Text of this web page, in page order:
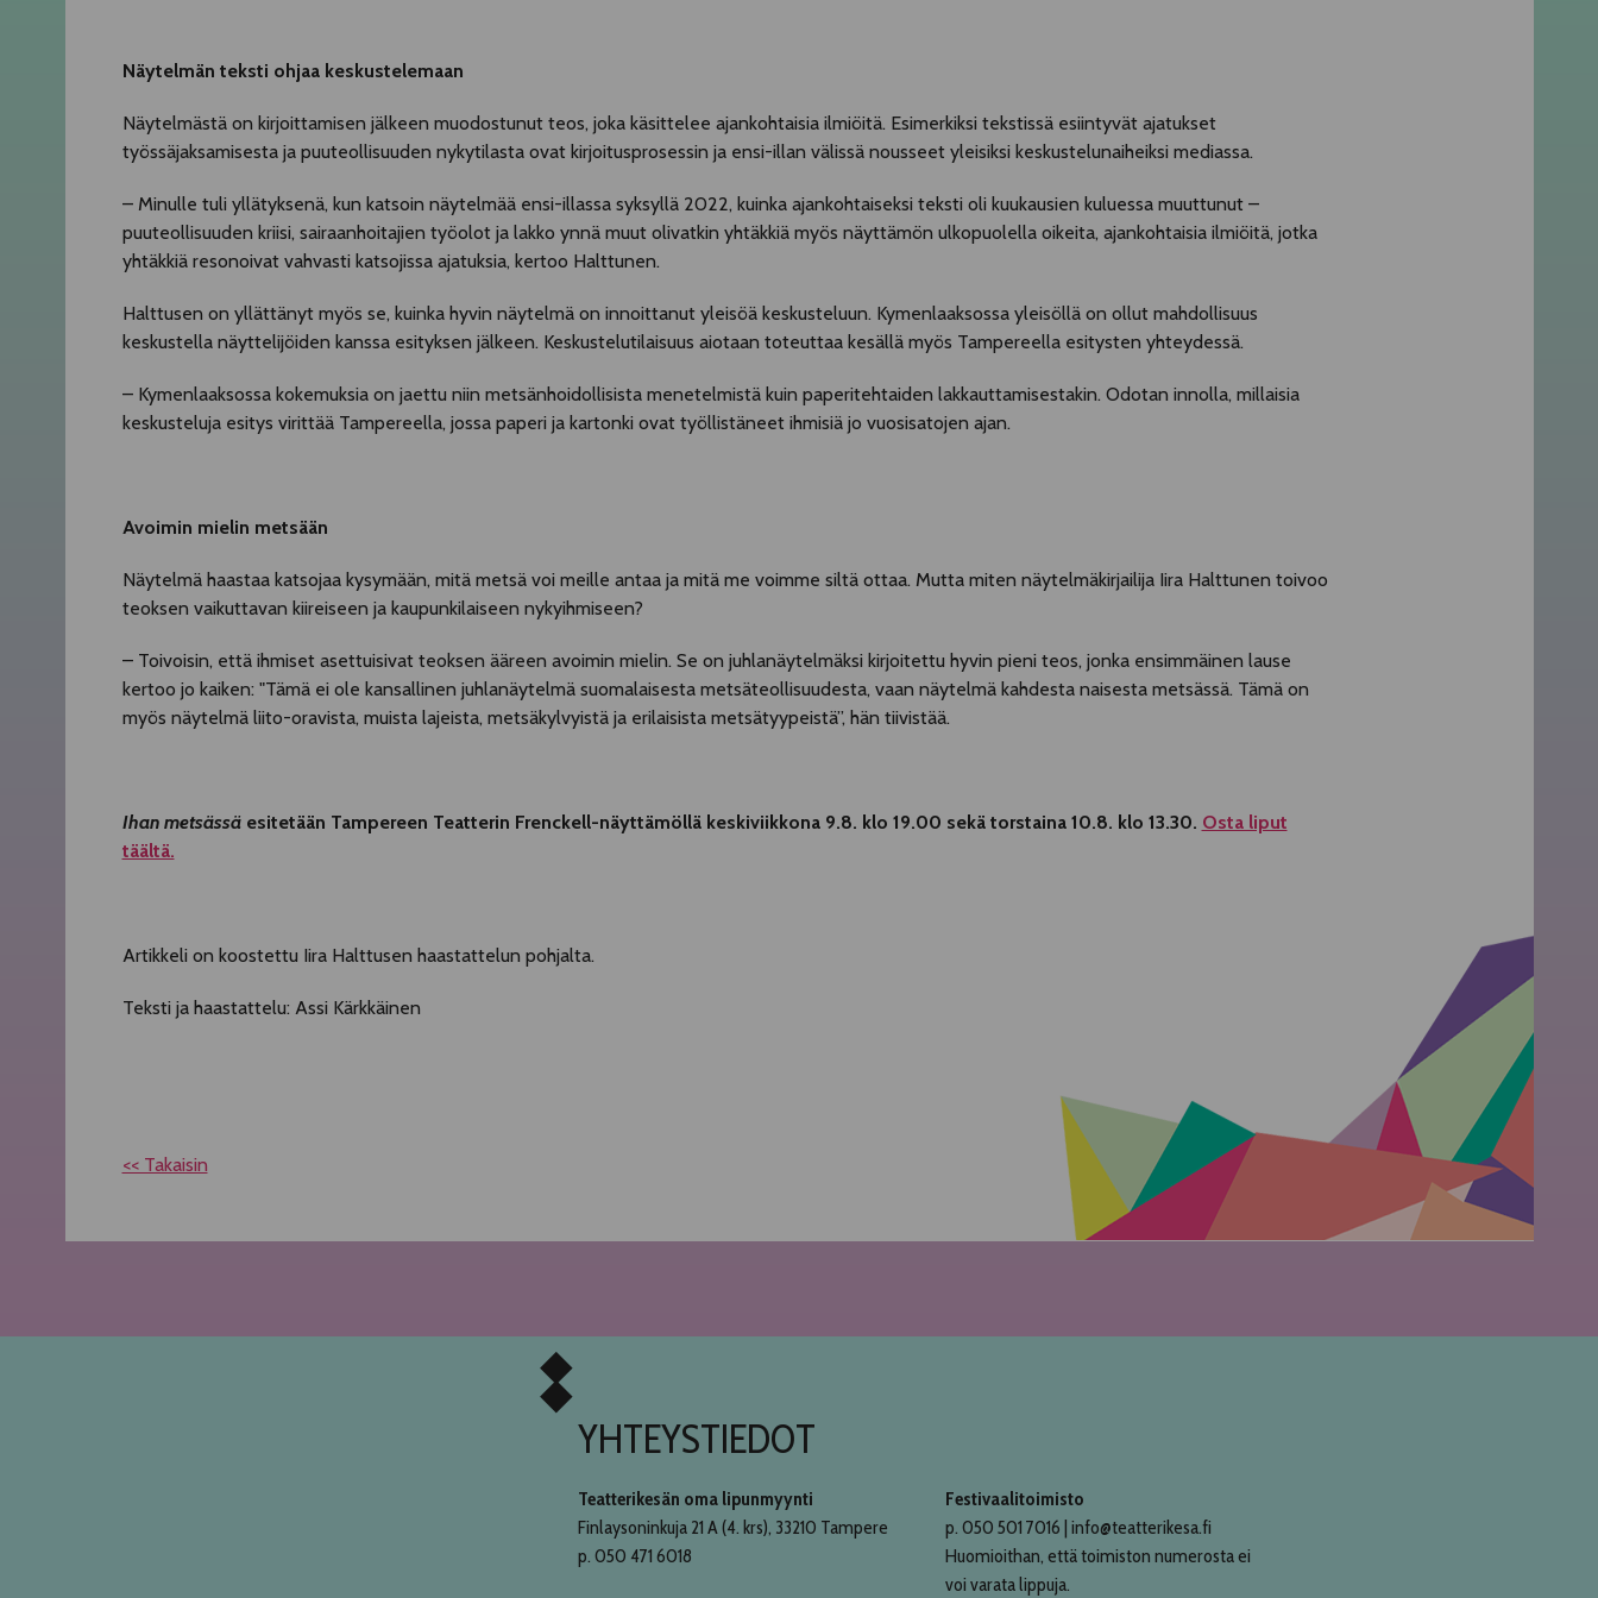
Näytelmän teksti ohjaa keskustelemaan
Näytelmästä on kirjoittamisen jälkeen muodostunut teos, joka käsittelee ajankohtaisia ilmiöitä. Esimerkiksi tekstissä esiintyvät ajatukset
työssäjaksamisesta ja puuteollisuuden nykytilasta ovat kirjoitusprosessin ja ensi-illan välissä nousseet yleisiksi keskustelunaiheiksi mediassa.
– Minulle tuli yllätyksenä, kun katsoin näytelmää ensi-illassa syksyllä 2022, kuinka ajankohtaiseksi teksti oli kuukausien kuluessa muuttunut –
puuteollisuuden kriisi, sairaanhoitajien työolot ja lakko ynnä muut olivatkin yhtäkkiä myös näyttämön ulkopuolella oikeita, ajankohtaisia ilmiöitä, jotka
yhtäkkiä resonoivat vahvasti katsojissa ajatuksia, kertoo Halttunen.
Halttusen on yllättänyt myös se, kuinka hyvin näytelmä on innoittanut yleisöä keskusteluun. Kymenlaaksossa yleisöllä on ollut mahdollisuus
keskustella näyttelijöiden kanssa esityksen jälkeen. Keskustelutilaisuus aiotaan toteuttaa kesällä myös Tampereella esitysten yhteydessä.
– Kymenlaaksossa kokemuksia on jaettu niin metsänhoidollisista menetelmistä kuin paperitehtaiden lakkauttamisestakin. Odotan innolla, millaisia
keskusteluja esitys virittää Tampereella, jossa paperi ja kartonki ovat työllistäneet ihmisiä jo vuosisatojen ajan.
Avoimin mielin metsään
Näytelmä haastaa katsojaa kysymään, mitä metsä voi meille antaa ja mitä me voimme siltä ottaa. Mutta miten näytelmäkirjailija Iira Halttunen toivoo
teoksen vaikuttavan kiireiseen ja kaupunkilaiseen nykyihmiseen?
– Toivoisin, että ihmiset asettuisivat teoksen ääreen avoimin mielin. Se on juhlanäytelmäksi kirjoitettu hyvin pieni teos, jonka ensimmäinen lause
kertoo jo kaiken: "Tämä ei ole kansallinen juhlanäytelmä suomalaisesta metsäteollisuudesta, vaan näytelmä kahdesta naisesta metsässä. Tämä on
myös näytelmä liito-oravista, muista lajeista, metsäkylvyistä ja erilaisista metsätyypeistä”, hän tiivistää.
Ihan metsässäesitetään Tampereen Teatterin Frenckell-näyttämöllä keskiviikkona 9.8. klo 19.00 sekä torstaina 10.8. klo 13.30. Osta liput
täältä.
Artikkeli on koostettu Iira Halttusen haastattelun pohjalta.
Teksti ja haastattelu: Assi Kärkkäinen
<< Takaisin
YHTEYSTIEDOT
Teatterikesän oma lipunmyynti
Finlaysoninkuja 21 A (4. krs), 33210 Tampere
p. 050 471 6018
Festivaalitoimisto
p. 050 501 7016 | info@teatterikesa.fi
Huomioithan, että toimiston numerosta ei
voi varata lippuja.